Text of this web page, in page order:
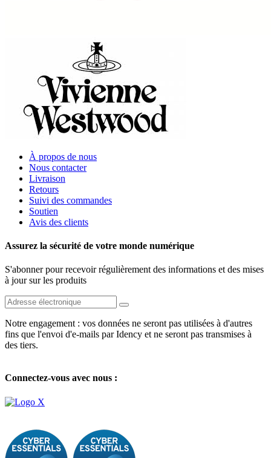
À propos de nous
Nous contacter
Livraison
Retours
Suivi des commandes
Soutien
Avis des clients
Assurez la sécurité de votre monde numérique
S'abonner pour recevoir régulièrement des informations et des mises
à jour sur les produits
Notre engagement : vos données ne seront pas utilisées à d'autres
fins que l'envoi d'e-mails par Idency et ne seront pas transmises à
des tiers.
Connectez-vous avec nous :